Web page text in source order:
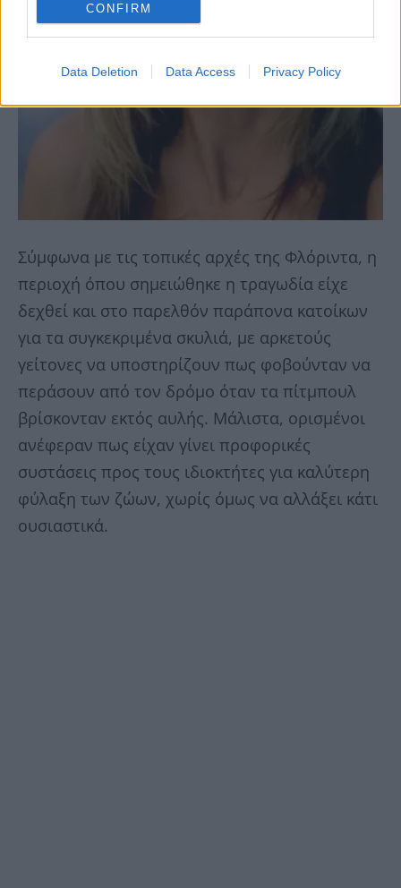
CONFIRM
Data Deletion Data Access Privacy Policy
Σύμφωνα με τις τοπικές αρχές της Φλόριντα, η
περιοχή όπου σημειώθηκε η τραγωδία είχε
δεχθεί και στο παρελθόν παράπονα κατοίκων
για τα συγκεκριμένα σκυλιά, με αρκετούς
γείτονες να υποστηρίζουν πως φοβούνταν να
περάσουν από τον δρόμο όταν τα πίτμπουλ
βρίσκονταν εκτός αυλής. Μάλιστα, ορισμένοι
ανέφεραν πως είχαν γίνει προφορικές
συστάσεις προς τους ιδιοκτήτες για καλύτερη
φύλαξη των ζώων, χωρίς όμως να αλλάξει κάτι
ουσιαστικά.